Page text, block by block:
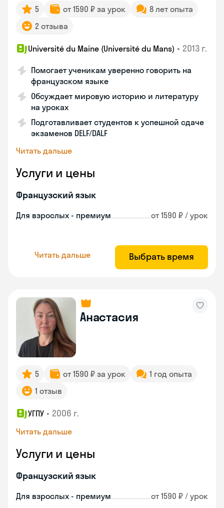
5 от 1590 ₽ за урок
8 лет опыта
2 отзыва
Université du Maine (Université du Mans) • 2013 г.
Помогает ученикам уверенно говорить на
французском языке
Обсуждает мировую историю и литературу
на уроках
Подготавливает студентов к успешной сдаче
экзаменов DELF/DALF
Читать дальше
Услуги и цены
Французский язык
Для взрослых - премиум от 1590 ₽ / урок
Читать дальше Выбрать время
Анастасия
5 от 1590 ₽ за урок
1 год опыта
1 отзыв
УГПУ • 2006 г.
Читать дальше
Услуги и цены
Французский язык
Для взрослых - премиум от 1590 ₽ / урок